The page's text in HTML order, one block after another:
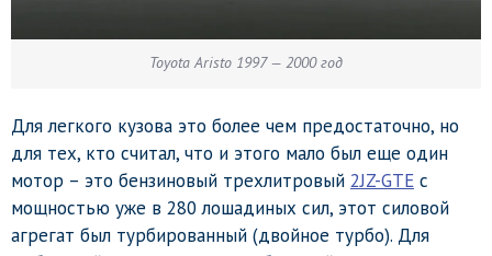
Toyota Aristo 1997 — 2000 год
Для легкого кузова это более чем предостаточно, но
для тех, кто считал, что и этого мало был еще один
мотор – это бензиновый трехлитровый 2JZ-GTE с
мощностью уже в 280 лошадиных сил, этот силовой
агрегат был турбированный (двойное турбо). Для